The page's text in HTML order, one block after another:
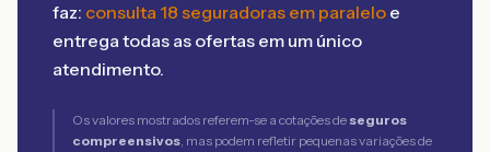
faz: consulta 18 seguradoras em paralelo e
entrega todas as ofertas em um único
atendimento.
Os valores mostrados referem-se a cotações de seguros
compreensivos, mas podem refletir pequenas variações de